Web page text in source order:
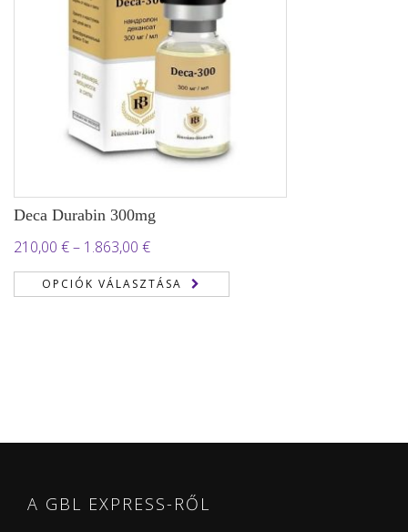
Deca Durabin 300mg
210,00 €– 1.863,00 €Ártartomány:
210,00 €
-
OPCIÓK VÁLASZTÁSA
A GBL EXPRESS-RŐL